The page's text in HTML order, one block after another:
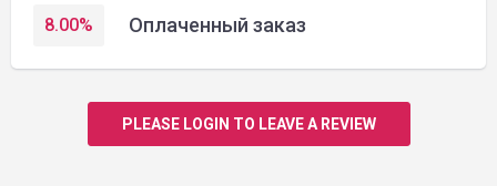
8.00% Оплаченный заказ
PLEASE LOGIN TO LEAVE A REVIEW